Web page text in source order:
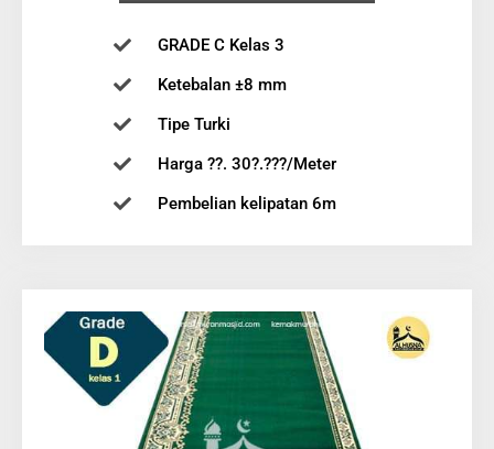
GRADE C Kelas 3
Ketebalan ±8 mm
Tipe Turki
Harga ??. 30?.???/Meter
Pembelian kelipatan 6m